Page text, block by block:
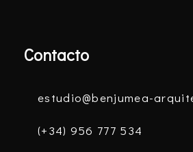
Contacto
estudio@benjumea-
(+34) 956 777 534